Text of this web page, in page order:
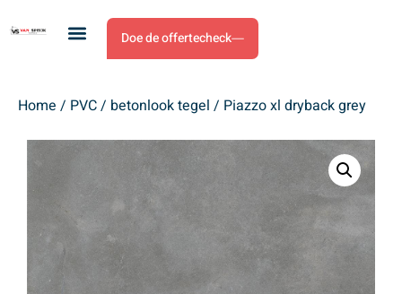
Doe de offertecheck
Home / PVC/ betonlook tegel / Piazzo xl dryback grey